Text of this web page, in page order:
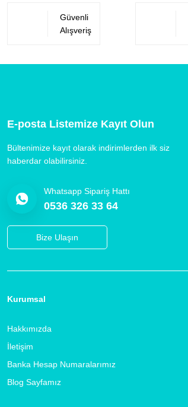
Güvenli
Alışveriş
E-posta Listemize Kayıt Olun
Bültenimize kayıt olarak indirimlerden ilk siz
haberdar olabilirsiniz.
Whatsapp Sipariş Hattı
0536 326 33 64
Bize Ulaşın
Kurumsal
Hakkımızda
İletişim
Banka Hesap Numaralarımız
Blog Sayfamız